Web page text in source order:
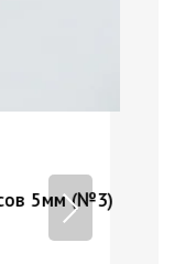
люверсов 5мм